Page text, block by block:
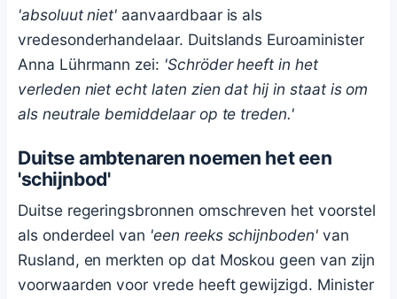
'absoluut niet' aanvaardbaar is als
vredesonderhandelaar. Duitslands Euroaminister
Anna Lührmann zei: 'Schröder heeft in het
verleden niet echt laten zien dat hij in staat is om
als neutrale bemiddelaar op te treden.'
Duitse ambtenaren noemen het een
'schijnbod'
Duitse regeringsbronnen omschreven het voorstel
als onderdeel van 'een reeks schijnboden'van
Rusland, en merkten op dat Moskou geen van zijn
voorwaarden voor vrede heeft gewijzigd. Minister